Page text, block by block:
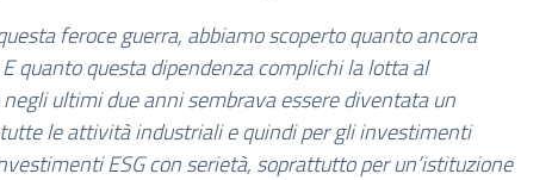
feroce guerra, abbiamo scoperto quanto ancora
quanto questa dipendenza complichi la lotta al
ultimi due anni sembrava essere diventata un
le attività industriali e quindi per gli investimenti
ESG con serietà, soprattutto per un’istituzione